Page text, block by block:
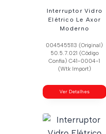
Interruptor Vidro
Elétrico Le Axor
Moderno
0045455113 (Original)
50.5.7.021 (Código
Confia) C41-0004-1
(Wtk Import)
Ver Detalhes